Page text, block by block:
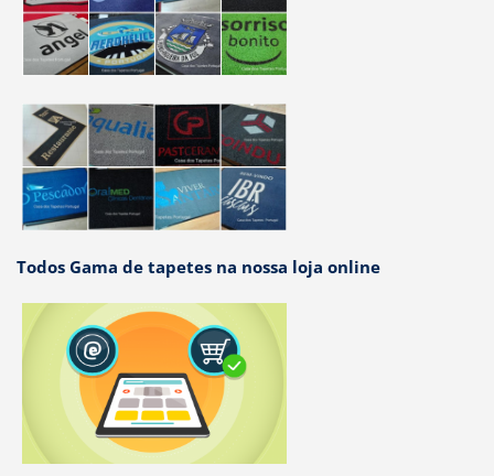
Todos Gama de tapetes na nossa loja online